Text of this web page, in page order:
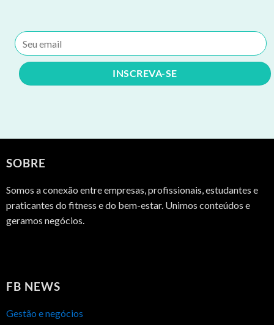
SOBRE
Somos a conexão entre empresas, profissionais, estudantes e
praticantes do fitness e do bem-estar. Unimos conteúdos e
geramos negócios.
FB NEWS
Gestão e negócios